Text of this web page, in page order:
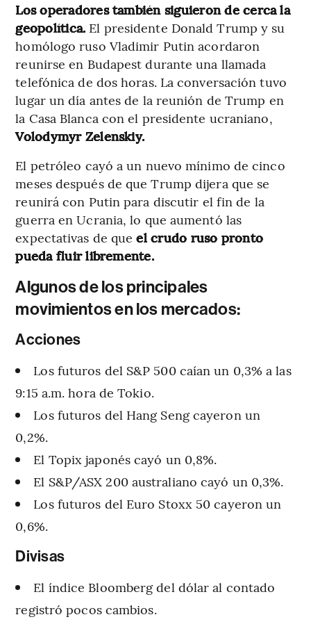
Los operadores también siguieron de cerca la
geopolítica. El presidente Donald Trump y su
homólogo ruso Vladimir Putin acordaron
reunirse en Budapest durante una llamada
telefónica de dos horas. La conversación tuvo
lugar un día antes de la reunión de Trump en
la Casa Blanca con el presidente ucraniano,
Volodymyr Zelenskiy.
El petróleo cayó a un nuevo mínimo de cinco
meses después de que Trump dijera que se
reunirá con Putin para discutir el fin de la
guerra en Ucrania, lo que aumentó las
expectativas de queel crudo ruso pronto
pueda fluir libremente.
Algunos de los principales
movimientos en los mercados:
Acciones
Los futuros del S&P 500 caían un 0,3% a las
9:15 a.m. hora de Tokio.
Los futuros del Hang Seng cayeron un
0,2%.
El Topix japonés cayó un 0,8%.
El S&P/ASX 200 australiano cayó un 0,3%.
Los futuros del Euro Stoxx 50 cayeron un
0,6%.
Divisas
El índice Bloomberg del dólar al contado
registró pocos cambios.